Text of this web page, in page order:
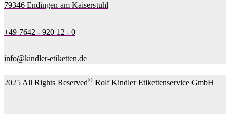
79346 Endingen am Kaiserstuhl
+49 7642 - 920 12 - 0
info@kindler-etiketten.de
2025 All Rights Reserved© Rolf Kindler Etikettenservice GmbH